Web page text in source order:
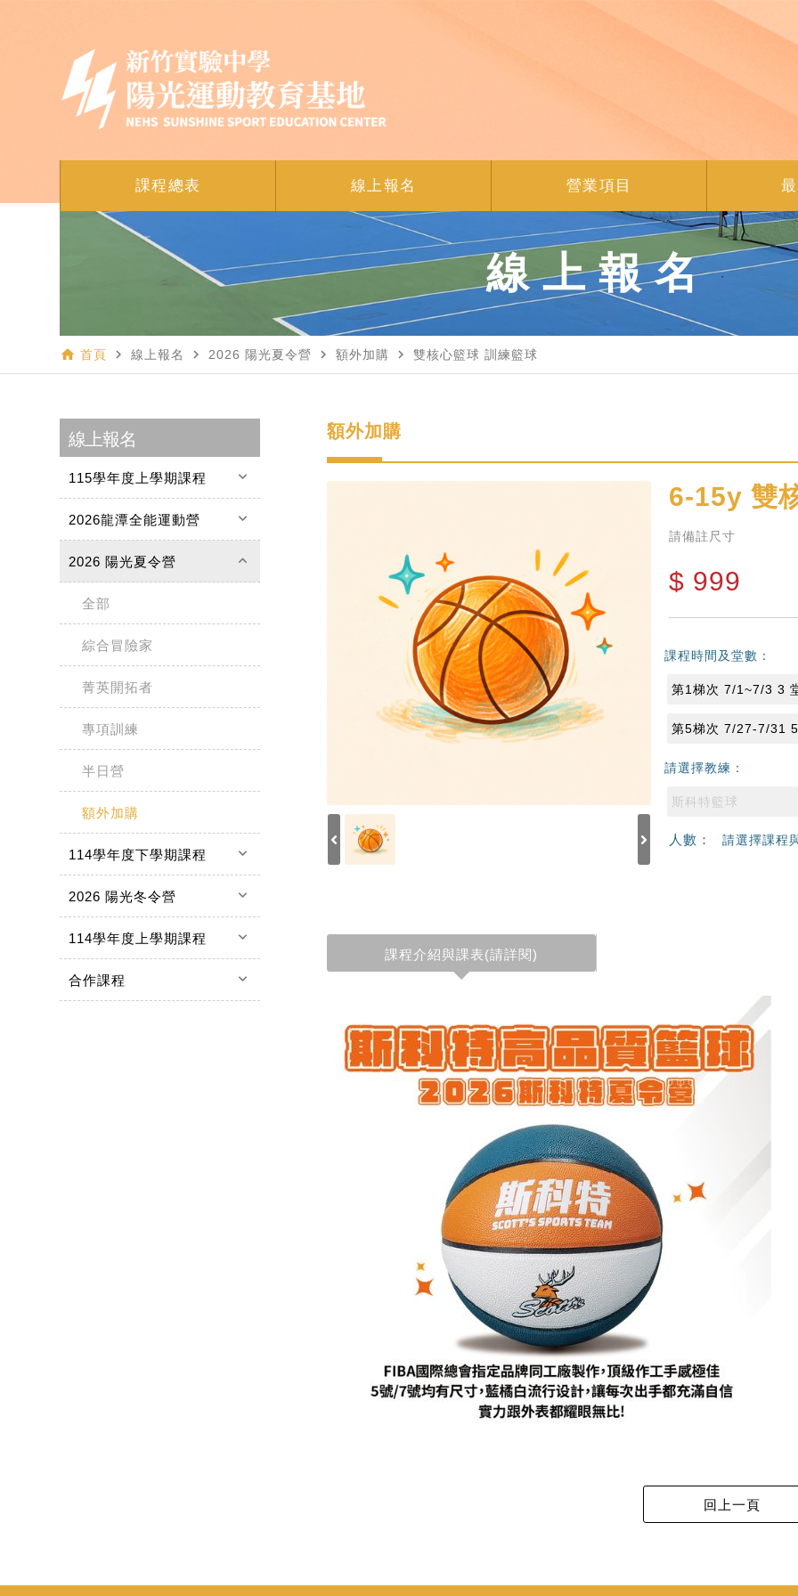
課程總表 線上報名 營業項目
線上報名
home 首頁 navigate_next 線上報名 navigate_next 2026 陽光夏令營 navigate_next 額外加購 navigate_next 雙核心籃球 訓練籃球
線上報名
115學年度上學期課程 keyboard_arrow_down
2026龍潭全能運動營 keyboard_arrow_down
2026 陽光夏令營 keyboard_arrow_up
全部
綜合冒險家
菁英開拓者
專項訓練
半日營
額外加購
114學年度下學期課程 keyboard_arrow_down
2026 陽光冬令營 keyboard_arrow_down
114學年度上學期課程 keyboard_arrow_down
合作課程 keyboard_arrow_down
額外加購
6-15y 雙
請備註尺寸
$ 999
課程時間及堂數：
第1梯次 7/1~7/3 3
第5梯次 7/27-7/31
請選擇教練：
斯科特籃球
人數： 請選擇課程
課程介紹與課表(請詳閱)